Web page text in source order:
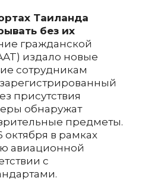
Таиланда
без их
гражданской
издало новые
сотрудникам
присутствия
обнаружат
предметы.
октября в рамках
авиационной
с